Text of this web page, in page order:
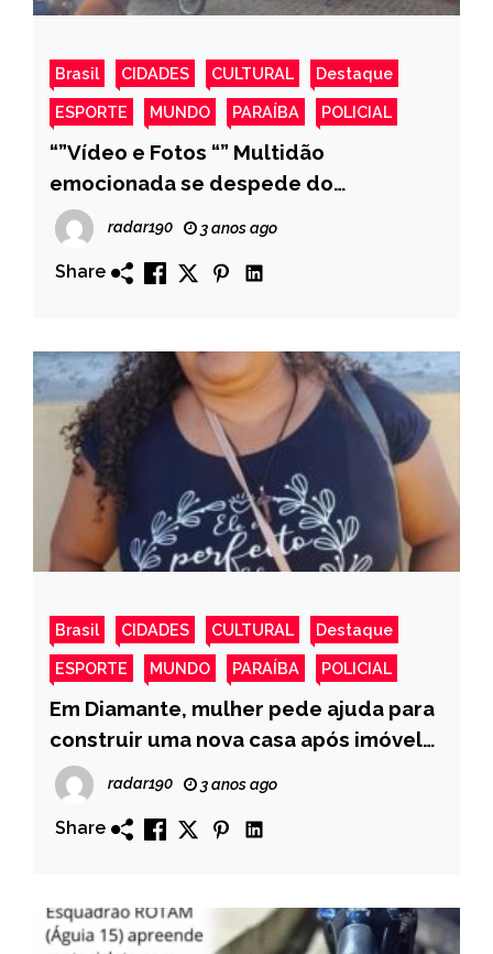
Brasil CIDADES CULTURAL Destaque
ESPORTE MUNDO PARAÍBA POLICIAL
“”Vídeo e Fotos “” Multidão
emocionada se despede do
Coordenador de Limpeza Vagner em
Monte Horebe
radar190 3 anos ago
Share
Brasil CIDADES CULTURAL Destaque
ESPORTE MUNDO PARAÍBA POLICIAL
Em Diamante, mulher pede ajuda para
construir uma nova casa após imóvel
que ela mora é uma casa de taipa e foi
danificado pela chuva
radar190 3 anos ago
Share